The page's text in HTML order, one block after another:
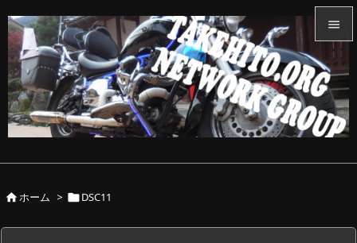


メニュ

サイド


ホーム > DSC11